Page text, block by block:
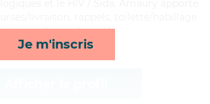
Je m'inscris
et surveillance de nuit*